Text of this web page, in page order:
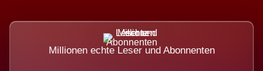
Millionen echte Leser und Abonnenten